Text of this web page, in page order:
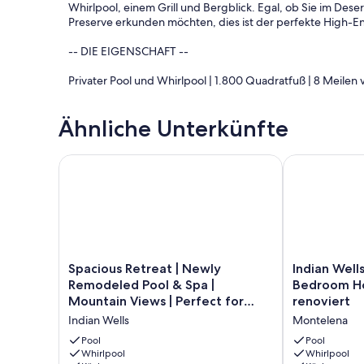
Whirlpool, einem Grill und Bergblick. Egal, ob Sie im
Preserve erkunden möchten, dies ist der perfekte High-
-- DIE EIGENSCHAFT --
Privater Pool und Whirlpool | 1.800 Quadratfuß | 8 Meilen
geschmackvoll eingerichtetes Interieur, unschlagbare
und Erkunden!
Hauptschlafzimmer: King-Size-Bett | Schlafzimmer 2:
Kochutensilien, Messerset, 4-Personen-Frühstücksbar
MASTER SUITE: Flachbild-Smart-TV, Kingsize-Bett,
Quarzarbeitsplatte
ALLGEMEINES: Waschmaschinen in der Einheit mit
Toilettenartikeln, kostenlosem WiFi, Erste-Hilfe-Kasten,
PARKEN: Garage (2 Fahrzeuge), Auffahrt (3 Fahrzeuge),
Ähnliche Unterkünfte
Spacious
Retreat
|
Remodeled
Pool
&
Spacious Retreat | Newly
Remodeled Pool & Spa |
Mountain Views | Perfect for
Family Getaways
Indian Wells
Pool
Whirlpool
Spacious Retreat | Newly Remodeled Pool & Spa |
Indian
Wells,
CA
Luxury
3
Bedroom
Indian
Bedroom
renoviert
Montelena
Pool
Whirlpool
Indian Wells,